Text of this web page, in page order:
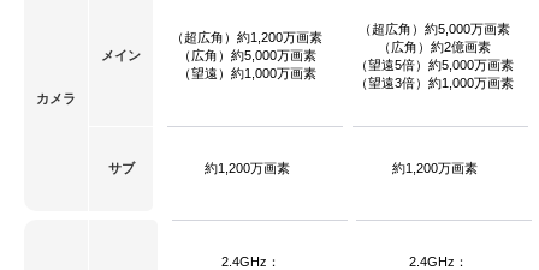
カメラ
メイン
（超広角）約1,200万画素
（広角）約5,000万画素
（望遠）約1,000万画素
（超広角）約5,000万画素
（広角）約2億画素
（望遠5倍）約5,000万画素
（望遠3倍）約1,000万画素
サブ 約1,200万画素 約1,200万画素
2.4GHz：
2.4GHz：